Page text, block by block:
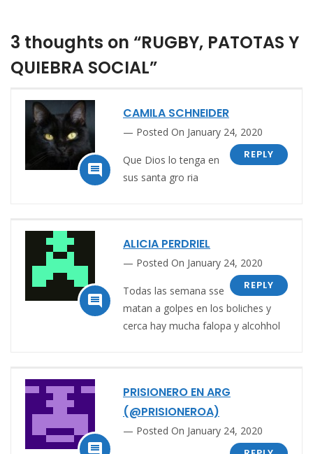
3 thoughts on “RUGBY, PATOTAS Y
QUIEBRA SOCIAL”

CAMILA SCHNEIDER
Posted On January 24, 2020
REPLY
Que Dios lo tenga en
sus santa gro ria

ALICIA PERDRIEL
Posted On January 24, 2020
REPLY
Todas las semana sse
matan a golpes en los boliches y
cerca hay mucha falopa y alcohhol

PRISIONERO EN ARG
(@PRISIONEROA)
Posted On January 24, 2020